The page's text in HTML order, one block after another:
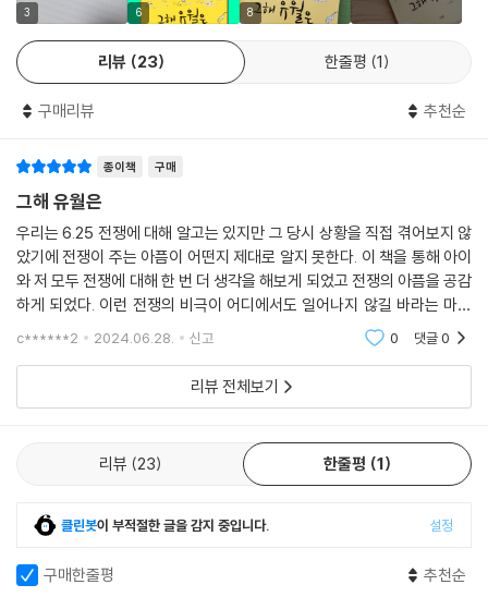
3 6 8
리뷰 23 한줄평 1
구매리뷰 추천순
종이책 구매
그해 유월은
우리는 6.25 전쟁에 대해 알고는 있지만 그 당시 상황을 직접 겪어보지 않
았기에 전쟁이 주는 아픔이 어떤지 제대로 알지 못한다. 이 책을 통해 아이
와 저 모두 전쟁에 대해 한 번 더 생각을 해보게 되었고 전쟁의 아픔을 공감
하게 되었다. 이런 전쟁의 비극이 어디에서도 일어나지 않길 바라는 마음
이 들게 한 책이었다.
c******2 2024.06.28. 신고 0 댓글0
리뷰 전체보기
리뷰 23 한줄평 1
클린봇이 부적절한 글을 감지 중입니다. 설정
구매한줄평 추천순